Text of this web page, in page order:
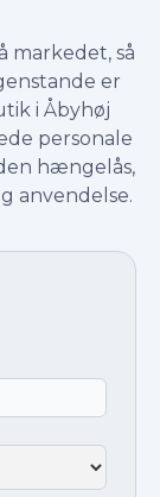
markedet, så
er
i Åbyhøj
personale
hængelås,
anvendelse.